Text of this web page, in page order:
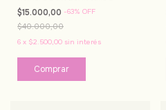
$15.000,00 -63% OFF
$40.000,00
6 x $2.500,00 sin interés